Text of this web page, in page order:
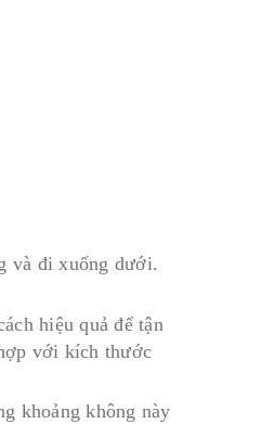
và đi xuống dưới.
hiệu quả để tận
với kích thước
khoảng không này